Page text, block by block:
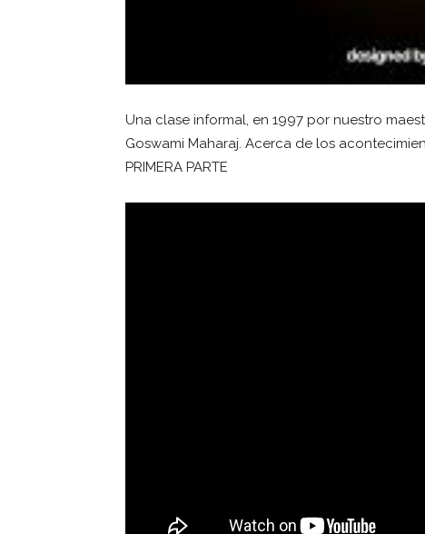
Una clase informal, en 1997 por nuestro
Goswami Maharaj. Acerca de los
PRIMERA PARTE